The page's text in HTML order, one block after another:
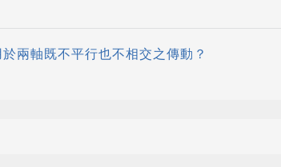
兩軸既不平行也不相交之傳動？